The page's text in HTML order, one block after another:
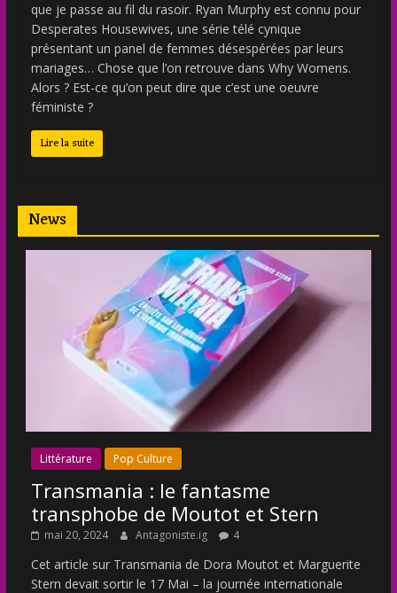
que je passe au fil du rasoir. Ryan Murphy est connu pour
Desperates Housewives, une série télé cynique
présentant un panel de femmes désespérées par leurs
mariages… Chose que l’on retrouve dans Why Womens.
Alors ? Est-ce qu’on peut dire que c’est une oeuvre
féministe ?
Lire la suite
News
Littérature Pop Culture
Transmania : le fantasme
transphobe de Moutot et Stern
mai 20, 2024 Antagoniste.ig 4
Cet article sur Transmania de Dora Moutot et Marguerite
Stern devait sortir le 17 Mai – la journée internationale